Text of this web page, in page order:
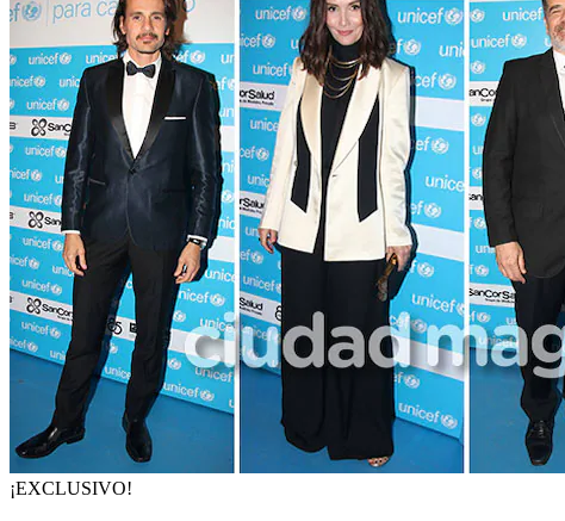
¡EXCLUSIVO!